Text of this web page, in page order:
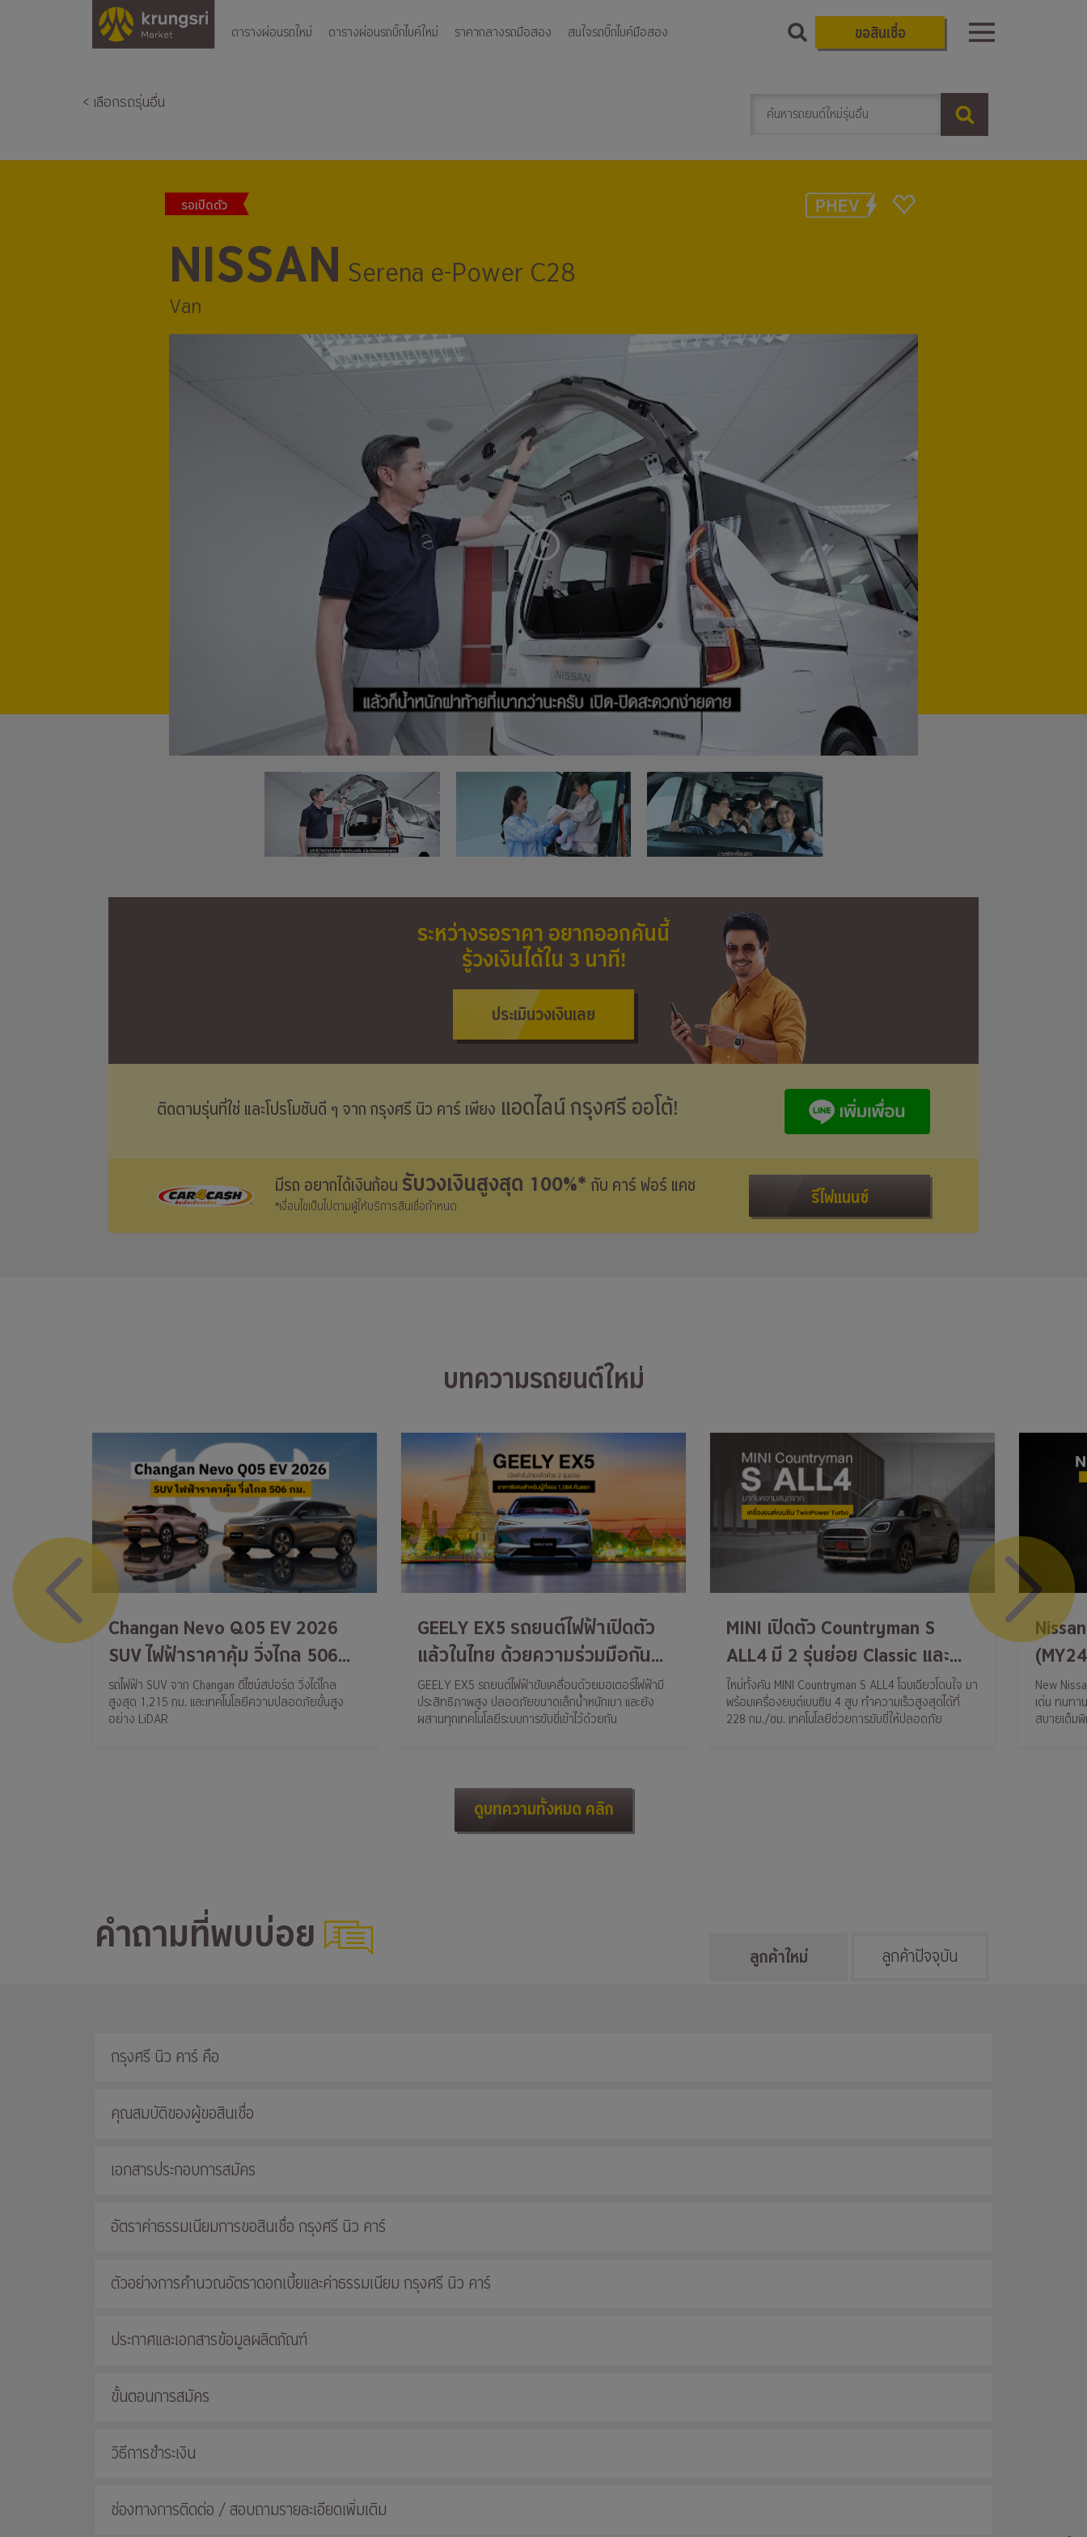
ตารางผ่อนรถใหม่ ตารางผ่อนรถบิ๊กไบค์ใหม่ ราคากลางรถมือสอง สนใจรถบิ๊กไบค์มือสอง ขอสินเชื่อ
< เลือกรถรุ่นอื่น
รอเปิดตัว
NISSAN Serena e-Power C28
Van
ระหว่างรอราคา อยากออกคันนี้
รู้วงเงินได้ใน 3 นาที!
ประเมินวงเงินเลย
ติดตามรุ่นที่ใช่ และโปรโมชันดี ๆ จาก กรุงศรี นิว คาร์ เพียง แอดไลน์ กรุงศรี ออโต้!
มีรถ อยากได้เงินก้อน รับวงเงินสูงสุด 100%* กับ คาร์ ฟอร์ แคช
*เงื่อนไขเป็นไปตามผู้ให้บริการสินเชื่อกำหนด รีไฟแนนซ์
บทความรถยนต์ใหม่
Changan Nevo Q05 EV 2026
SUV ไฟฟ้าราคาคุ้ม วิ่งไกล 506
กม.
รถไฟฟ้า SUV จาก Changan ดีไซน์สปอร์ต วิ่งได้ไกล
สูงสุด 1,215 กม. และเทคโนโลยีความปลอดภัยขั้นสูง
อย่าง LiDAR
GEELY EX5 รถยนต์ไฟฟ้าเปิดตัว
แล้วในไทย ด้วยความร่วมมือกัน
ระหว่าง GEELY และกลุ่มธนบุรี
ด้วย 2 รุ่นย่อย ในราคาพิเศษ
GEELY EX5 รถยนต์ไฟฟ้าขับเคลื่อนด้วยมอเตอร์ไฟฟ้ามี
ประสิทธิภาพสูง ปลอดภัยขนาดเล็กน้ำหนักเบา และยัง
ผสานทุกเทคโนโลยีระบบการขับขี่เข้าไว้ด้วยกัน
MINI เปิดตัว Countryman S
ALL4 มี 2 รุ่นย่อย Classic และ
Hightrim โดยมากับการออกแบบ
ใหม่ ที่เข้ากับความสนุกจาก
ใหม่ทั้งคัน MINI Countryman S ALL4 โฉบเฉียวโดนใจ มา
พร้อมเครื่องยนต์เบนซิน 4 สูบ ทำความเร็วสูงสุดได้ที่
228 กม./ชม. เทคโนโลยีช่วยการขับขี่ให้ปลอดภัย
ลุย" ด้
ขุมพลั
New
เด่น ทนทา
สบายเต็ม
ดูบทความทั้งหมด คลิก
คำถามที่พบบ่อย ลูกค้าใหม่ ลูกค้าปัจจุบัน
กรุงศรี นิว คาร์ คือ
คุณสมบัติของผู้ขอสินเชื่อ
เอกสารประกอบการสมัคร
อัตราค่าธรรมเนียมการขอสินเชื่อ กรุงศรี นิว คาร์
ตัวอย่างการคำนวณอัตราดอกเบี้ยและค่าธรรมเนียม กรุงศรี นิว คาร์
ประกาศและเอกสารข้อมูลผลิตภัณฑ์
ขั้นตอนการสมัคร
วิธีการชำระเงิน
ช่องทางการติดต่อ / สอบถามรายละเอียดเพิ่มเติม